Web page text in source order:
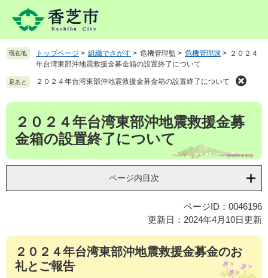
先
。
を
て
現在地 トップページ > 組織でさがす > 危機管理監 > 危機管理課 > ２０２４
年台湾東部沖地震救援金募金箱の設置終了について
足あと ２０２４年台湾東部沖地震救援金募金箱の設置終了について
本
２０２４年台湾東部沖地震救援金募
金箱の設置終了について
ページ内目次
ページID：0046196
更新日：2024年4月10日更新
２０２４年台湾東部沖地震救援金募金のお
礼とご報告